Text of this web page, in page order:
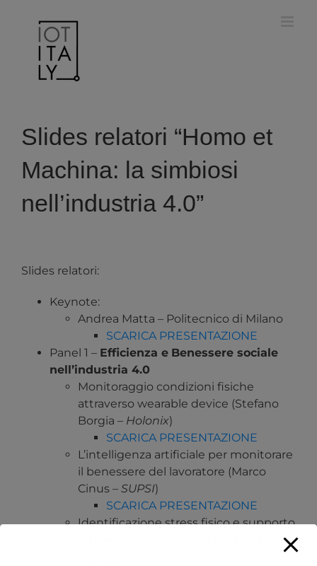
contenuto
Slides relatori “Homo et
Machina: la simbiosi
nell’industria 4.0”
Slides relatori:
Keynote:
Andrea Matta – Politecnico di Milano
SCARICA PRESENTAZIONE
Panel 1 – Efficienza e Benessere sociale
nell’industria 4.0
Monitoraggio condizioni fisiche
attraverso wearable device (Stefano
Borgia – Holonix)
SCARICA PRESENTAZIONE
L’intelligenza artificiale per monitorare
il benessere del lavoratore (Marco
Cinus – SUPSI)
SCARICA PRESENTAZIONE
Identificazione stress fisico e supporto
attraverso Esoscheletro (Giulio Proface